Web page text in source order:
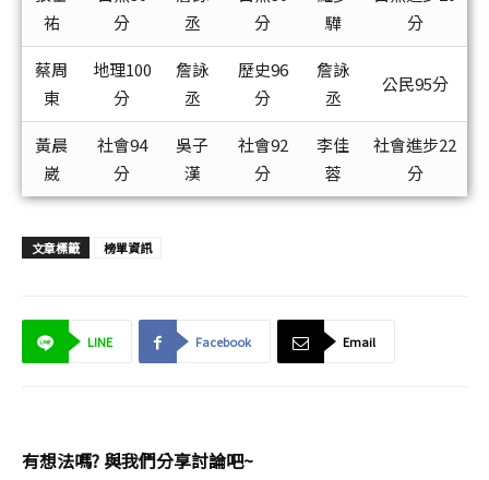
祐
分
丞
分
驊
分
蔡周
東
地理100
分
詹詠
丞
歷史96
分
詹詠
丞
公民95分
黃晨
崴
社會94
分
吳子
漢
社會92
分
李佳
蓉
社會進步22
分
文章標籤 榜單資訊
LINE Facebook Email
有想法嗎? 與我們分享討論吧~